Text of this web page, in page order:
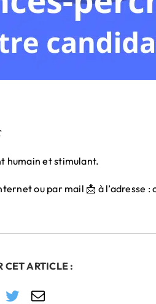
humain et stimulant.
ou par mail 📩 à
CET ARTICLE :